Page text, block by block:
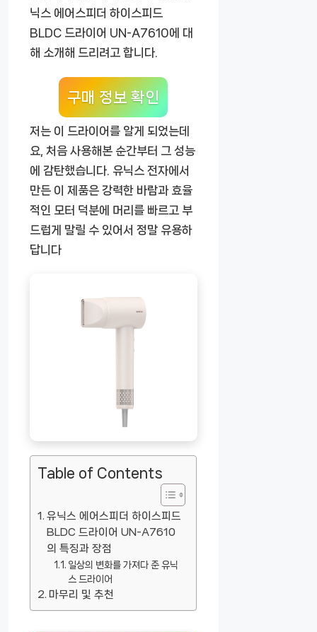
닉스 에어스피더 하이스피드
BLDC 드라이어 UN-A7610에 대
해 소개해 드리려고 합니다.
구매 정보 확인
저는 이 드라이어를 알게 되었는데
요, 처음 사용해본 순간부터 그 성능
에 감탄했습니다. 유닉스 전자에서
만든 이 제품은 강력한 바람과 효율
적인 모터 덕분에 머리를 빠르고 부
드럽게 말릴 수 있어서 정말 유용하
답니다
Table of Contents
유닉스 에어스피더 하이스피드
BLDC 드라이어 UN-A7610
의 특징과 장점
일상의 변화를 가져다 준 유닉
스 드라이어
마무리 및 추천